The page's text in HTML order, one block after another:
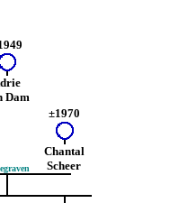
Dam
±1970
Chantal
Scheer